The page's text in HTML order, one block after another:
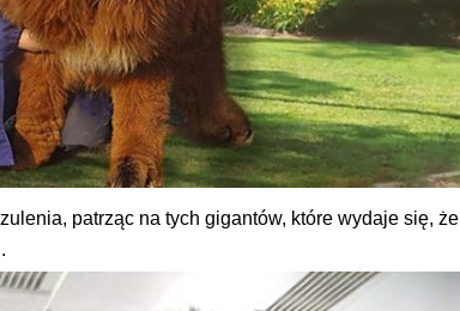
patrząc na tych gigantów, które wydaje się, że